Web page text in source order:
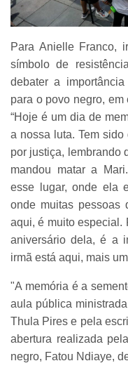
Para Anielle Franco,
símbolo de
debater a
para o povo negro, em
“Hoje é um dia de
a nossa luta. Tem
por justiça, lembrando
mandou matar a
esse lugar, onde ela
onde muitas pessoas
aqui, é muito especial.
aniversário dela, é a
irmã está aqui, mais
"A memória é a
aula pública
Thula Pires e pela
abertura realizada
negro, Fatou Ndiaye,